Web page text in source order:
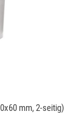
mm, 2-seitig)